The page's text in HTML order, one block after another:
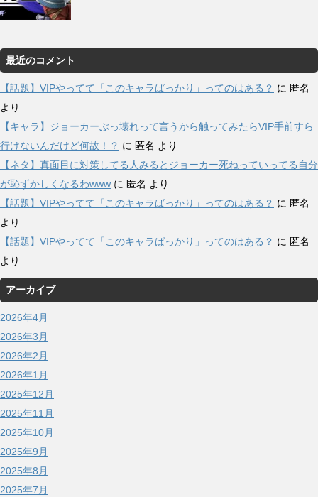
最近のコメント
【話題】VIPやってて「このキャラばっかり」ってのはある？ に 匿名
より
【キャラ】ジョーカーぶっ壊れって言うから触ってみたらVIP手前すら
行けないんだけど何故！？ に 匿名 より
【ネタ】真面目に対策してる人みるとジョーカー死ねっていってる自分
が恥ずかしくなるわwww に 匿名 より
【話題】VIPやってて「このキャラばっかり」ってのはある？ に 匿名
より
【話題】VIPやってて「このキャラばっかり」ってのはある？ に 匿名
より
アーカイブ
2026年4月
2026年3月
2026年2月
2026年1月
2025年12月
2025年11月
2025年10月
2025年9月
2025年8月
2025年7月